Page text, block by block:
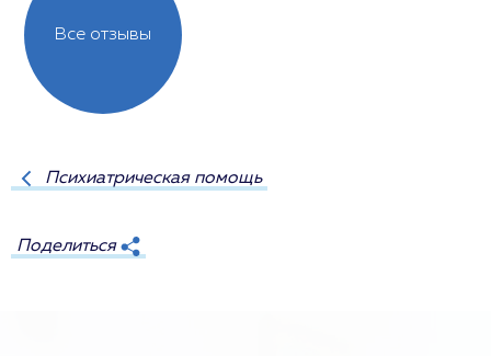
Все отзывы
Психиатрическая помощь
Поделиться